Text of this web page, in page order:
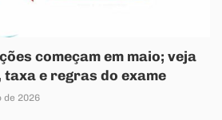
começam em maio; veja
e regras do exame
de 2026